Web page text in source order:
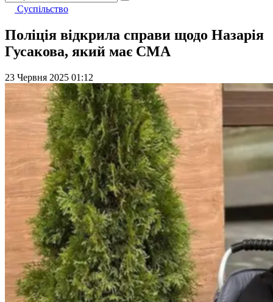
Суспільство
Поліція відкрила справи щодо Назарія
Гусакова, який має СМА
23 Червня 2025 01:12